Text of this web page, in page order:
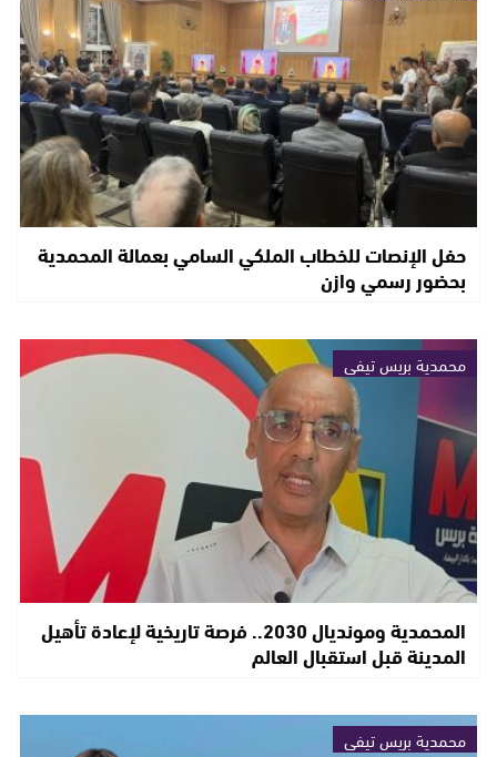
حفل الإنصات للخطاب الملكي السامي بعمالة المحمدية
بحضور رسمي وازن
محمدية بريس تيفي
المحمدية ومونديال 2030.. فرصة تاريخية لإعادة تأهيل
المدينة قبل استقبال العالم
محمدية بريس تيفي